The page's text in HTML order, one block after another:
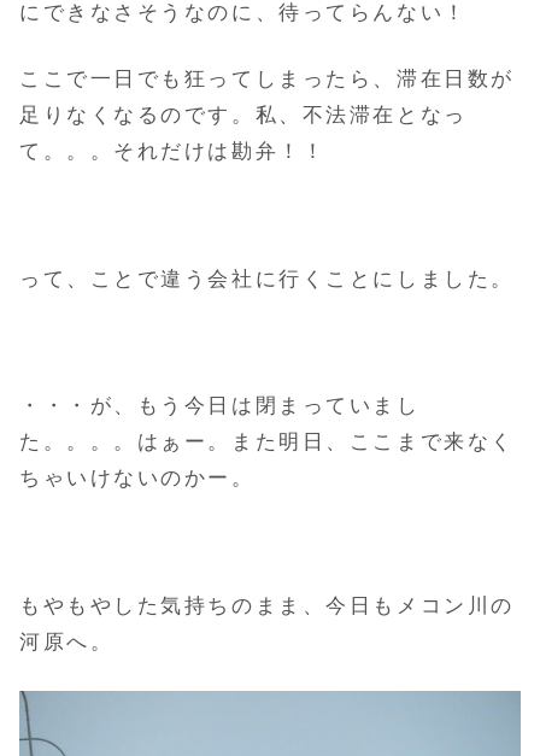
にできなさそうなのに、待ってらんない！
ここで一日でも狂ってしまったら、滞在日数が
足りなくなるのです。私、不法滞在となっ
て。。。それだけは勘弁！！
って、ことで違う会社に行くことにしました。
・・・が、もう今日は閉まっていまし
た。。。。はぁー。また明日、ここまで来なく
ちゃいけないのかー。
もやもやした気持ちのまま、今日もメコン川の
河原へ。